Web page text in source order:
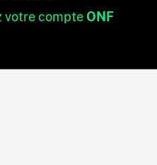
votre compteONF